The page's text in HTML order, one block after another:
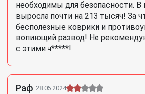
необходимы для безопасности. В
выросла почти на 213 тысяч! За
бесполезные коврики и
вопиющий развод! Не
с этими ч*****!
Раф 28.06.2024